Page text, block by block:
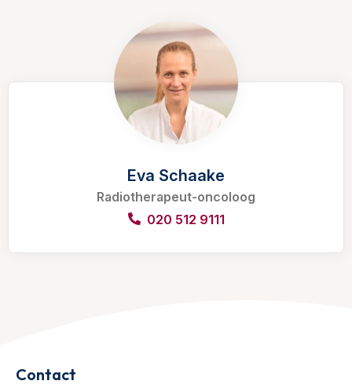
Eva Schaake
Radiotherapeut-oncoloog
020 512 9111
Contact